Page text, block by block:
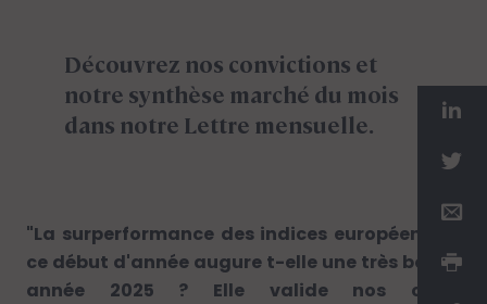
Découvrez nos convictions et
notre synthèse marché du mois
dans notre Lettre mensuelle.
"La surperformance des indices européens en
ce début d'année augure t-elle une très bonne
année 2025 ? Elle valide nos choix